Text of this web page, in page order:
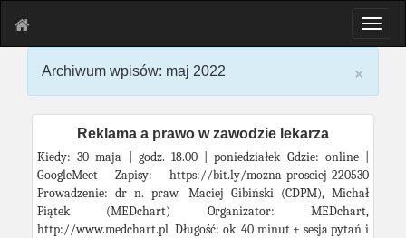
T
o
l
e
×
Archiwum wpisów: maj 2022
Reklama a prawo w zawodzie lekarza
Kiedy: 30 maja | godz. 18.00 | poniedziałek Gdzie: online |
GoogleMeet Zapisy: https://bit.ly/mozna-prosciej-220530
Prowadzenie: dr n. praw. Maciej Gibiński (CDPM), Michał
Piątek (MEDchart) Organizator: MEDchart,
http://www.medchart.pl Długość: ok. 40 minut + sesja pytań i